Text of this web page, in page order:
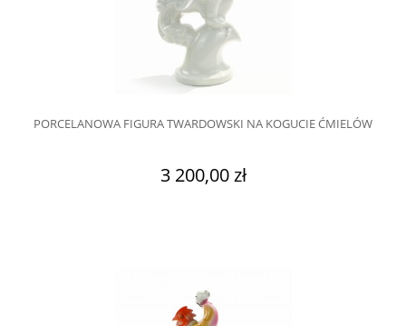
PORCELANOWA FIGURA TWARDOWSKI NA KOGUCIE ĆMIELÓW
3 200,00 zł